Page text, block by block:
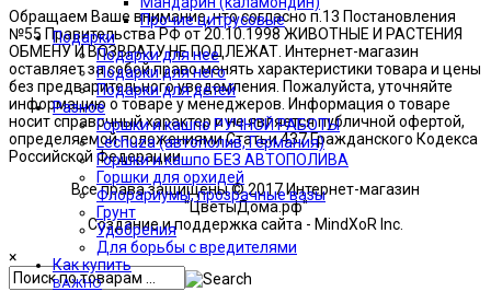
Прочие цитрусовые
Подарки
Подарки для нее
Подарки для него
Подарки для детей
Разное
Горшки и кашпо РУЧНОЙ РАБОТЫ
Lechuza (автополив, Германия)
Горшки и кашпо БЕЗ АВТОПОЛИВА
Горшки для орхидей
Флорариумы, прозрачные вазы
Грунт
Удобрения
Для борьбы с вредителями
Как купить
ВАЖНО
Обращаем Ваше внимание, что согласно п.13 Постановления
№55 Правительства РФ от 20.10.1998 ЖИВОТНЫЕ И РАСТЕНИЯ
ОБМЕНУ И ВОЗВРАТУ НЕ ПОДЛЕЖАТ. Интернет-магазин
оставляет за собой право менять характеристики товара и цены
без предварительного уведомления. Пожалуйста, уточняйте
информацию о товаре у менеджеров. Информация о товаре
носит справочный характер и не является публичной офертой,
определяемой положениями Статьи 437 Гражданского Кодекса
Российской Федерации.
Все права защищены © 2017 Интернет-магазин
"ЦветыДома.рф"
Создание и поддержка сайта - MindXoR Inc.
×